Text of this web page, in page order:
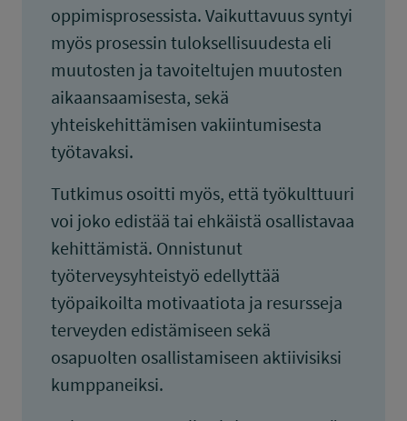
oppimisprosessista. Vaikuttavuus syntyi
myös prosessin tuloksellisuudesta eli
muutosten ja tavoiteltujen muutosten
aikaansaamisesta, sekä
yhteiskehittämisen vakiintumisesta
työtavaksi.
Tutkimus osoitti myös, että työkulttuuri
voi joko edistää tai ehkäistä osallistavaa
kehittämistä. Onnistunut
työterveysyhteistyö edellyttää
työpaikoilta motivaatiota ja resursseja
terveyden edistämiseen sekä
osapuolten osallistamiseen aktiivisiksi
kumppaneiksi.